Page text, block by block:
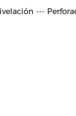
---